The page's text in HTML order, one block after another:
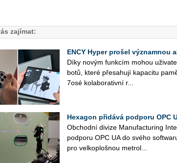
zajímat:
ENCY Hyper prošel významnou
Díky novým funk­cím mohou
bo­tů, které pře­sa­hu­jí ka­pa­ci­tu
7osé ko­la­bo­ra­tiv­ní r...
Hexagon přidává podporu OPC
Ob­chod­ní di­vi­ze Ma­nu­factu­ring
pod­po­ru OPC UA do svého
pro vel­ko­ploš­nou me­t­ro­l...